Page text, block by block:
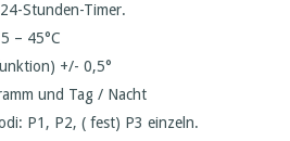
Stunden-Timer.
– 45°C
+/- 0,5°
und Tag / Nacht
P1, P2, ( fest) P3 einzeln.